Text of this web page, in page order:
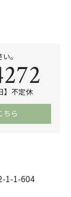
1-1-604
。
】不定休
ちら